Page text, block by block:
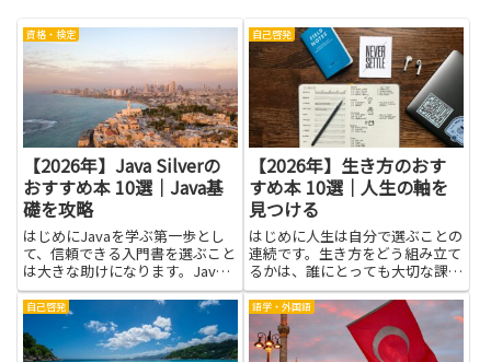
資格・検定
【2026年】Java Silverの
おすすめ本 10選｜Java基
礎を攻略
はじめにJavaを学ぶ第一歩とし
て、信頼できる入門書を選ぶこと
は大きな助けになります。Java
Silverという教材名と、Java基礎
を攻略するための本を中心に、は
じめに知っておくと役立つポイン
トをやさしく整理しました。プロ
自己啓発
【2026年】生き方のおす
すめ本 10選｜人生の軸を
見つける
はじめに人生は自分で選ぶことの
連続です。生き方をどう組み立て
るかは、誰にとっても大切な課題
です。本の世界には、価値観を見
つめ直すヒントや、毎日を少しず
つ整えるコツが詰まっています。
ここで紹介する本は、人生の軸を
自己啓発 語学・外国語